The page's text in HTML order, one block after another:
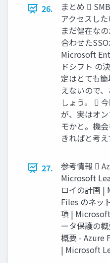
26.
まとめ 
アクセスし
まだ健在な
合わせた
Microsoft
ドシフト の
定はとても
えないので
しょう。 
が、実はオ
モかと。機
きればと考え
27.
参考情報 
Microsoft
ロイの計画 |
Files のネッ
項 |
ータ保護の
概要 - Azure
| Microsoft